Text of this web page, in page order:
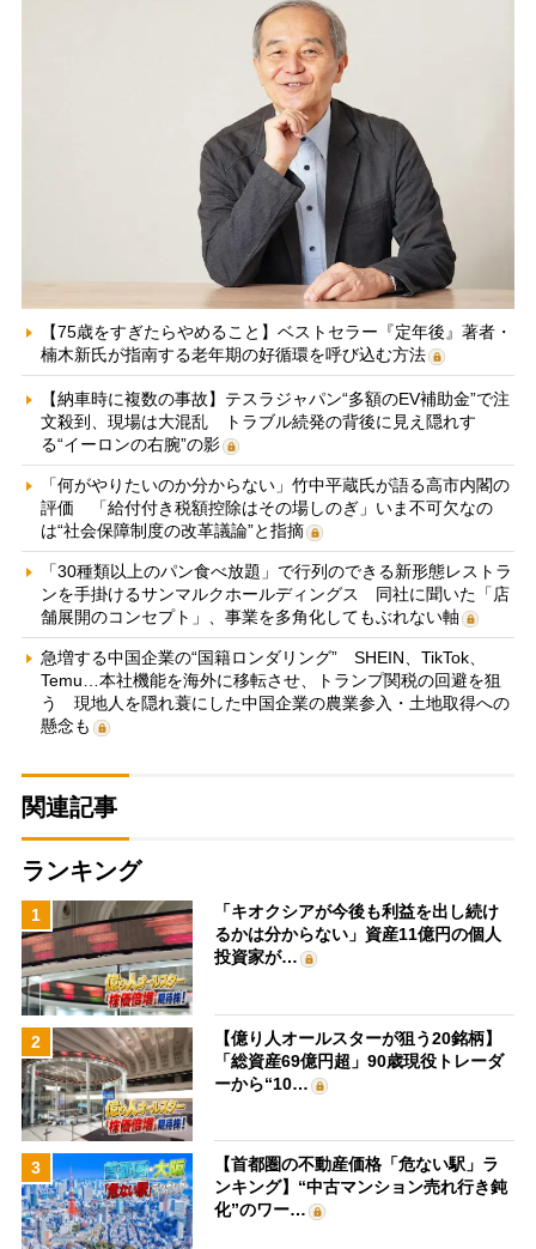
【75歳をすぎたらやめること】ベストセラー『定年後』著者・
楠木新氏が指南する老年期の好循環を呼び込む方法
【納車時に複数の事故】テスラジャパン“多額のEV補助金”で注
文殺到、現場は大混乱 トラブル続発の背後に見え隠れす
る“イーロンの右腕”の影
「何がやりたいのか分からない」竹中平蔵氏が語る高市内閣の
評価 「給付付き税額控除はその場しのぎ」いま不可欠なの
は“社会保障制度の改革議論”と指摘
「30種類以上のパン食べ放題」で行列のできる新形態レストラ
ンを手掛けるサンマルクホールディングス 同社に聞いた「店
舗展開のコンセプト」、事業を多角化してもぶれない軸
急増する中国企業の“国籍ロンダリング” SHEIN、TikTok、
Temu…本社機能を海外に移転させ、トランプ関税の回避を狙
う 現地人を隠れ蓑にした中国企業の農業参入・土地取得への
懸念も
関連記事
ランキング
1
「キオクシアが今後も利益を出し続け
るかは分からない」資産11億円の個人
投資家が…
2
【億り人オールスターが狙う20銘柄】
「総資産69億円超」90歳現役トレーダ
ーから“10…
3
【首都圏の不動産価格「危ない駅」ラ
ンキング】“中古マンション売れ行き鈍
化”のワー…